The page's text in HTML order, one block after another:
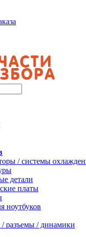
/ системы
детали
платы
ноутбуков
разъемы / динамики